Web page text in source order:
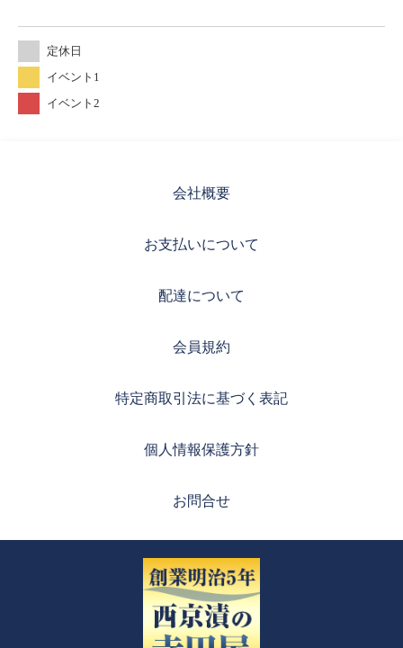
定休日
イベント1
イベント2
会社概要
お支払いについて
配達について
会員規約
特定商取引法に基づく表記
個人情報保護方針
お問合せ